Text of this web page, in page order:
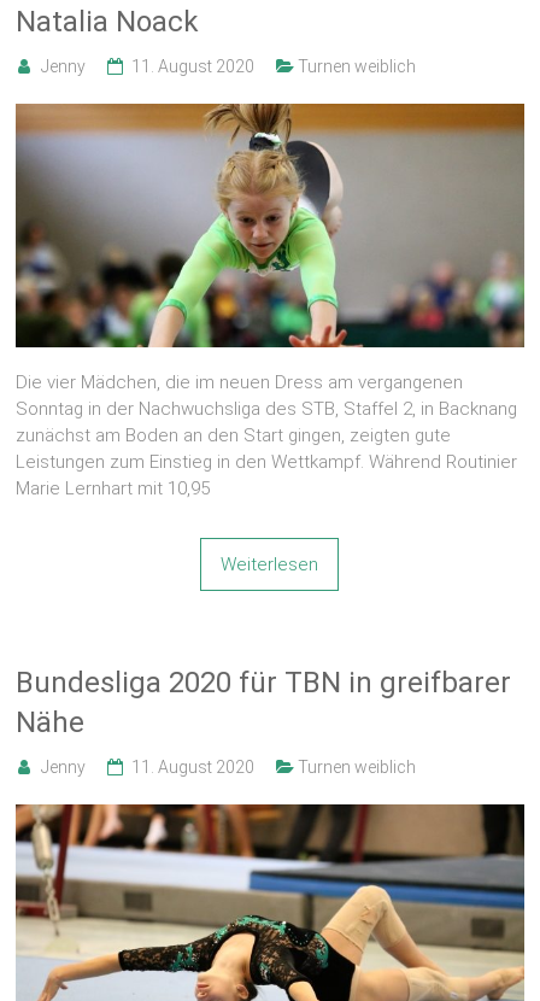
Natalia Noack
Jenny 11. August 2020 Turnen weiblich
Die vier Mädchen, die im neuen Dress am vergangenen
Sonntag in der Nachwuchsliga des STB, Staffel 2, in Backnang
zunächst am Boden an den Start gingen, zeigten gute
Leistungen zum Einstieg in den Wettkampf. Während Routinier
Marie Lernhart mit 10,95
Weiterlesen
Bundesliga 2020 für TBN in greifbarer
Nähe
Jenny 11. August 2020 Turnen weiblich